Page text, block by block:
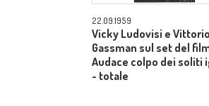
22.09.1959
Vicky Ludovisi e Vittorio
Gassman sul set del
Audace colpo dei soliti
- totale